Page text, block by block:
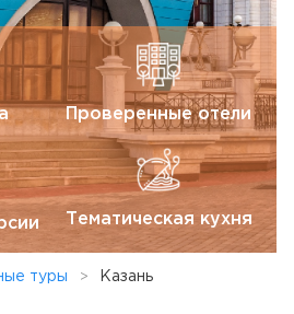
Проверенные отели
Тематическая кухня
туры Казань